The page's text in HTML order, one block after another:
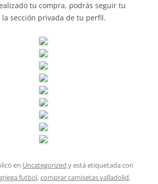
tu compra, podrás seguir tu
sección privada de tu perfil.
en Uncategorized y está etiquetada con
futbol,comprar camisetas valladolid,